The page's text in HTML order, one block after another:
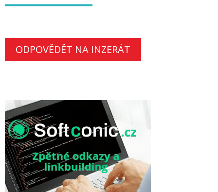
ODPOVĚDĚT NA INZERÁT